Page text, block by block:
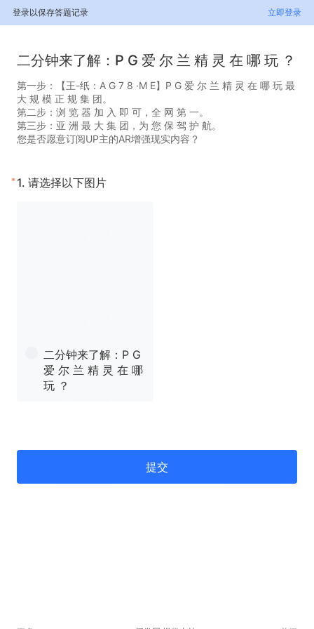
登录以保存答题记录 立即登录
二分钟来了解：P G 爱 尔 兰 精 灵 在 哪 玩 ？
第一步：【王-纸：A G 7 8 ·M E】P G 爱 尔 兰 精 灵 在 哪 玩 最
大 规 模 正 规 集 团。
第二步：浏 览 器 加 入 即 可，全 网 第 一。
第三步：亚 洲 最 大 集 团，为 您 保 驾 护 航。
您是否愿意订阅UP主的AR增强现实内容？
* 1. 请选择以下图片
二分钟来了解：P G
爱 尔 兰 精 灵 在 哪
玩 ？
提交